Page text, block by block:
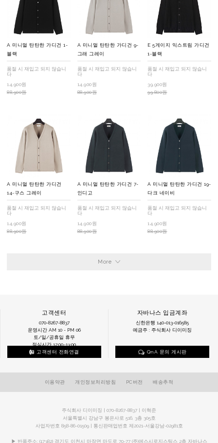
A 미니멀 탄탄한 가디건 1-
블랙
품절 시 재입고 되지 않습니
다
14,900원
88,900원
A 미니멀 탄탄한 가디건 9-
그래 그레이
품절 시 재입고 되지 않습니
다
14,900원
88,900원
E 5게이지 익스트림 가디건
1-블랙
품절 시 재입고 되지 않습니
다
39,900원
99,800원
A 미니멀 탄탄한 가디건
14-구스 그레이
품절 시 재입고 되지 않습니
다
14,900원
88,900원
A 미니멀 탄탄한 가디건 7-
인디고
품절 시 재입고 되지 않습니
다
14,900원
88,900원
A 미니멀 탄탄한 가디건 19-
다크 네이비
품절 시 재입고 되지 않습니
다
14,900원
88,900원
More
고객센터
070-8267-8837
운영시간 AM 10 - PM 06
토/일/공휴일 휴무
점심시간 12:00~13:00
고객센터 전화연결
자바나스 입금계좌
신한은행 140-013-016585
예금주 : 주식회사 디이미징
QnA 문의 게시판
이용약관 개인정보처리방침 PC버전 배송추적
주식회사 디이미징 | 070-8267-8837 | 이혁준
서울특별시 강남구 봉은사로 516, 3층 305호
사업자번호 858-86-01509 | 통신판매업번호 제2021-서울강남-02981호
▶ 반품주소: (17382) 경기도 이천시 마장면 마도로 70-77 (주)에스시로지스틱스 2층 자바나스